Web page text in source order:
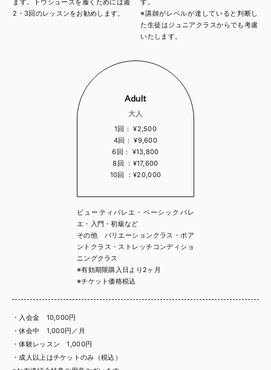
ます。トウシューズを履くためには週
2・3回のレッスンをお勧めします。
す。
※講師がレベルが達していると判断し
た生徒はジュニアクラスからでも考慮
いたします。
Adult
大人
1回： ¥2,500
4回： ¥9,600
6回： ¥13,800
8回 ：¥17,600
10回 ：¥20,000
ビューティバレエ・ベーシックバレ
エ・入門・初級など
その他 バリエーションクラス・ポア
ントクラス・ストレッチコンディショ
ニングクラス
※有効期限購入日より2ヶ月
※チケット価格税込
・入会金 10,000円
・休会中 1,000円／月
・体験レッスン 1,000円
・成人以上はチケットのみ（税込）